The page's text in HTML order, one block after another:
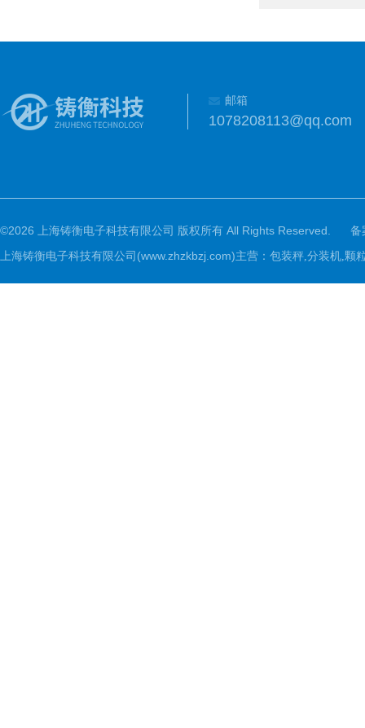
邮箱
1078208113@qq.com
©2026 上海铸衡电子科技有限公司 版权所有 All Rights Reserved.
备
上海铸衡电子科技有限公司(www.zhzkbzj.com)主营： 包装秤,分装机,颗